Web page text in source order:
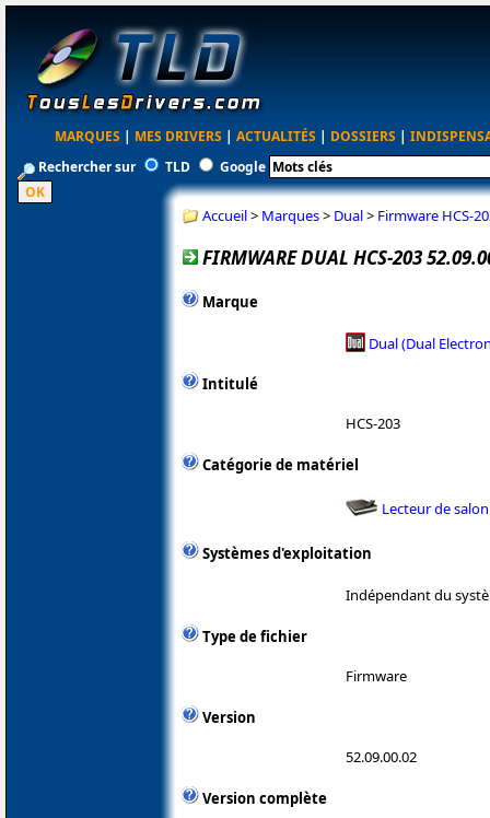
MARQUES | MES DRIVERS | ACTUALITÉS | DOSSIERS |
Rechercher sur
TLD Google
Accueil> Marques> Dual> Firmware HCS-
FIRMWARE DUAL HCS-203
Marque
Dual (Dual
Intitulé
HCS-203
Catégorie de matériel
Lecteur de salon
Systèmes d'exploitation
Indépendant du
Type de fichier
Firmware
Version
52.09.00.02
Version complète